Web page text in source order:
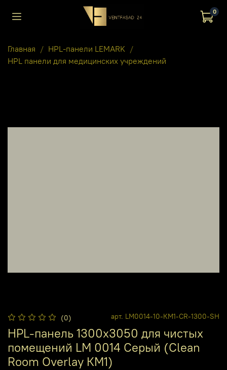
0
Главная
HPL-панели LEMARK
HPL панели для медицинских учреждений
(0) арт. LM0014-10-КМ1-CR-1300-SH
HPL-панель 1300х3050 для чистых
помещений LM 0014 Серый (Clean
Room Overlay КМ1)